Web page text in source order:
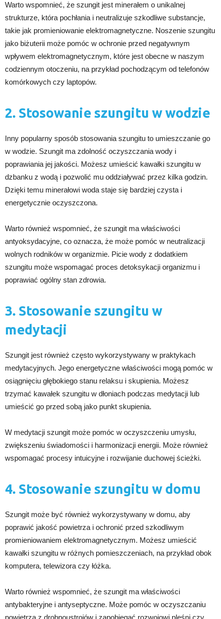
Warto wspomnieć, że szungit jest minerałem o unikalnej
strukturze, która pochłania i neutralizuje szkodliwe substancje,
takie jak promieniowanie elektromagnetyczne. Noszenie szungitu
jako biżuterii może pomóc w ochronie przed negatywnym
wpływem elektromagnetycznym, które jest obecne w naszym
codziennym otoczeniu, na przykład pochodzącym od telefonów
komórkowych czy laptopów.
2. Stosowanie szungitu w wodzie
Inny popularny sposób stosowania szungitu to umieszczanie go
w wodzie. Szungit ma zdolność oczyszczania wody i
poprawiania jej jakości. Możesz umieścić kawałki szungitu w
dzbanku z wodą i pozwolić mu oddziaływać przez kilka godzin.
Dzięki temu minerałowi woda staje się bardziej czysta i
energetycznie oczyszczona.
Warto również wspomnieć, że szungit ma właściwości
antyoksydacyjne, co oznacza, że może pomóc w neutralizacji
wolnych rodników w organizmie. Picie wody z dodatkiem
szungitu może wspomagać proces detoksykacji organizmu i
poprawiać ogólny stan zdrowia.
3. Stosowanie szungitu w
medytacji
Szungit jest również często wykorzystywany w praktykach
medytacyjnych. Jego energetyczne właściwości mogą pomóc w
osiągnięciu głębokiego stanu relaksu i skupienia. Możesz
trzymać kawałek szungitu w dłoniach podczas medytacji lub
umieścić go przed sobą jako punkt skupienia.
W medytacji szungit może pomóc w oczyszczeniu umysłu,
zwiększeniu świadomości i harmonizacji energii. Może również
wspomagać procesy intuicyjne i rozwijanie duchowej ścieżki.
4. Stosowanie szungitu w domu
Szungit może być również wykorzystywany w domu, aby
poprawić jakość powietrza i ochronić przed szkodliwym
promieniowaniem elektromagnetycznym. Możesz umieścić
kawałki szungitu w różnych pomieszczeniach, na przykład obok
komputera, telewizora czy łóżka.
Warto również wspomnieć, że szungit ma właściwości
antybakteryjne i antyseptyczne. Może pomóc w oczyszczaniu